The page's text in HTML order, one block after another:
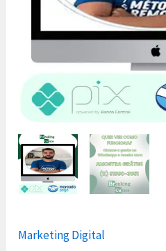
Marketing Digital